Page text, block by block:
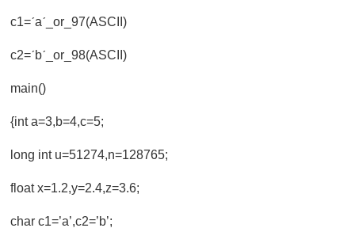
c1=ˊaˊ_or_97(ASCII)
c2=ˊbˊ_or_98(ASCII)
main()
{int a=3,b=4,c=5;
long int u=51274,n=128765;
float x=1.2,y=2.4,z=3.6;
char c1=’a’,c2=’b’;